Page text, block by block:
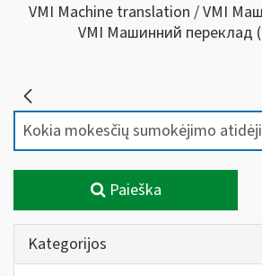
VMI Machine translation / VMI
VMI Машинний переклад (
Paieška
Kategorijos